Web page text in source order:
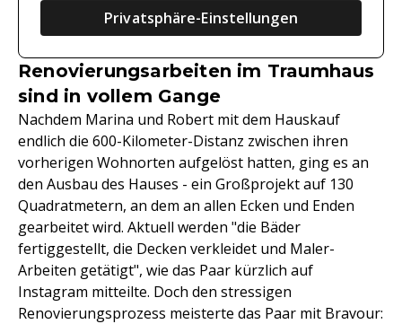
Privatsphäre-Einstellungen
Renovierungsarbeiten im Traumhaus
sind in vollem Gange
Nachdem Marina und Robert mit dem Hauskauf
endlich die 600-Kilometer-Distanz zwischen ihren
vorherigen Wohnorten aufgelöst hatten, ging es an
den Ausbau des Hauses - ein Großprojekt auf 130
Quadratmetern, an dem an allen Ecken und Enden
gearbeitet wird. Aktuell werden "die Bäder
fertiggestellt, die Decken verkleidet und Maler-
Arbeiten getätigt", wie das Paar kürzlich auf
Instagram mitteilte. Doch den stressigen
Renovierungsprozess meisterte das Paar mit Bravour: